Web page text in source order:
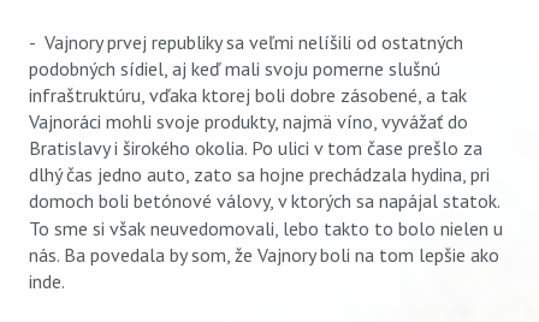
- Vajnory prvej republiky sa veľmi nelíšili od ostatných
podobných sídiel, aj keď mali svoju pomerne slušnú
infraštruktúru, vďaka ktorej boli dobre zásobené, a tak
Vajnoráci mohli svoje produkty, najmä víno, vyvážať do
Bratislavy i širokého okolia. Po ulici v tom čase prešlo za
dlhý čas jedno auto, zato sa hojne prechádzala hydina, pri
domoch boli betónové válovy, v ktorých sa napájal statok.
To sme si však neuvedomovali, lebo takto to bolo nielen u
nás. Ba povedala by som, že Vajnory boli na tom lepšie ako
inde.